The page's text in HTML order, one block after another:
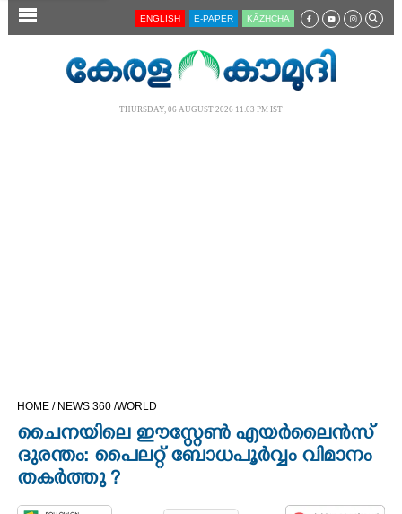
SECTIONS
OPINION
ENGLISH E-PAPER KĀZHCHA
THURSDAY, 06 AUGUST 2026 11.03 PM IST
HOME / NEWS 360 /WORLD
ചൈനയിലെ ഈസ്റ്റേൺ എയർലൈൻസ്
ദുരന്തം: പൈലറ്റ് ബോധപൂർവ്വം വിമാനം
തകർത്തു ?